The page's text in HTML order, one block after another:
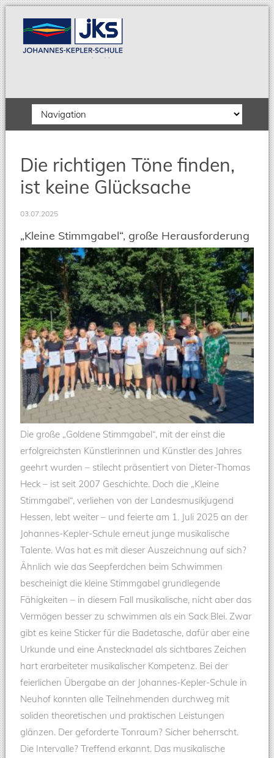
Zielseite
Die richtigen Töne finden,
ist keine Glücksache
03.07.2025
„Kleine Stimmgabel“, große Herausforderung
Die große „Goldene Stimmgabel“, mit der einst die
erfolgreichsten Künstlerinnen und Künstler des Jahres
geehrt wurden – stilecht präsentiert von Dieter-Thomas
Heck – ist seit 2007 Geschichte. Doch die „Kleine
Stimmgabel“, verliehen von der Landesmusikjugend
Hessen, lebt weiter – und feierte am 1. Juli 2025 an der
Johannes-Kepler-Schule erneut junge musikalische
Talente. Was hat es mit dieser Auszeichnung auf sich?
Ähnlich wie das Seepferdchen beim Schwimmen
bescheinigt die kleine Stimmgabel grundlegende
Fähigkeiten – in diesem Fall musikalische, nicht aber das
Vermögen besser zu schwimmen als ein Sack Blei. Zwar
gibt es keine Sticker für die Badetasche, dafür aber eine
Urkunde und eine Anstecknadel als sichtbares Zeichen
hart erarbeiteter musikalischer Kompetenz. Bei der
feierlichen Übergabe an der Johannes-Kepler-Schule in
Neuhof konnten alle Teilnehmenden durchweg mit
soliden theoretischen und praktischen Leistungen
glänzen. Der geforderte Tonraum? Sicher beherrscht.
Die Intervalle? Treffend erkannt. Das musikalische